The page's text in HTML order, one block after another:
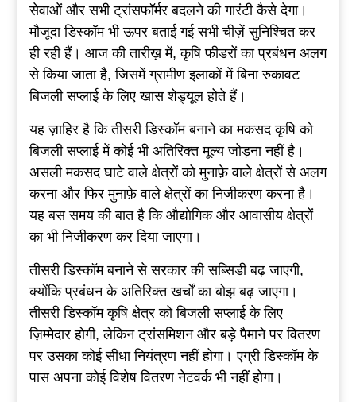
सेवाओं और सभी ट्रांसफॉर्मर बदलने की गारंटी कैसे देगा।
मौजूदा डिस्कॉम भी ऊपर बताई गई सभी चीज़ें सुनिश्चित कर
ही रही हैं। आज की तारीख़ में, कृषि फीडरों का प्रबंधन अलग
से किया जाता है, जिसमें ग्रामीण इलाकों में बिना रुकावट
बिजली सप्लाई के लिए खास शेड्यूल होते हैं।
यह ज़ाहिर है कि तीसरी डिस्कॉम बनाने का मकसद कृषि को
बिजली सप्लाई में कोई भी अतिरिक्त मूल्य जोड़ना नहीं है।
असली मकसद घाटे वाले क्षेत्रों को मुनाफ़े वाले क्षेत्रों से अलग
करना और फिर मुनाफ़े वाले क्षेत्रों का निजीकरण करना है।
यह बस समय की बात है कि औद्योगिक और आवासीय क्षेत्रों
का भी निजीकरण कर दिया जाएगा।
तीसरी डिस्कॉम बनाने से सरकार की सब्सिडी बढ़ जाएगी,
क्योंकि प्रबंधन के अतिरिक्त खर्चों का बोझ बढ़ जाएगा।
तीसरी डिस्कॉम कृषि क्षेत्र को बिजली सप्लाई के लिए
ज़िम्मेदार होगी, लेकिन ट्रांसमिशन और बड़े पैमाने पर वितरण
पर उसका कोई सीधा नियंत्रण नहीं होगा। एग्री डिस्कॉम के
पास अपना कोई विशेष वितरण नेटवर्क भी नहीं होगा।